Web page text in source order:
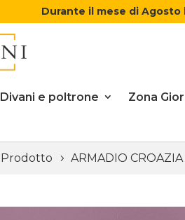
Durante il mese di
Divani e poltrone
Zona
Prodotto ARMADIO CROAZIA